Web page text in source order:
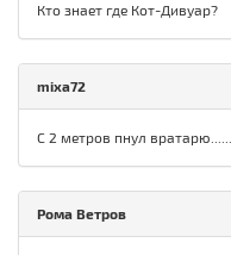
Кто знает где Кот-Дивуар?
mixa72
C 2 метров пнул вратарю.......
Рома Ветров